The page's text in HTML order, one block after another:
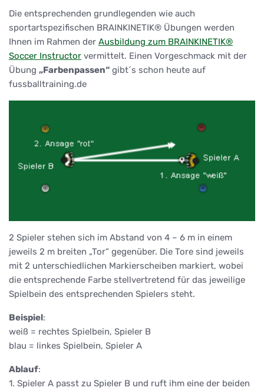
Die entsprechenden grundlegenden wie auch
sportartspezifischen BRAINKINETIK® Übungen werden
Ihnen im Rahmen der Ausbildung zum BRAINKINETIK®
Soccer Instructor vermittelt. Einen Vorgeschmack mit der
Übung „Farbenpassen“ gibt´s schon heute auf
fussballtraining.de
2 Spieler stehen sich im Abstand von 4 – 6 m in einem
jeweils 2 m breiten „Tor“ gegenüber. Die Tore sind jeweils
mit 2 unterschiedlichen Markierscheiben markiert, wobei
die entsprechende Farbe stellvertretend für das jeweilige
Spielbein des entsprechenden Spielers steht.
Beispiel:
weiß = rechtes Spielbein, Spieler B
blau = linkes Spielbein, Spieler A
Ablauf:
1. Spieler A passt zu Spieler B und ruft ihm eine der beiden